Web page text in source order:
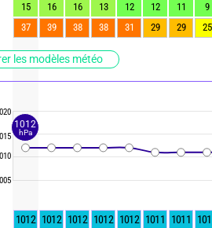
les modèles météo
15
16 16 13 12 12 11
9
37
39 38 38 31 29 29 25
1012 1012 1012 1012 1012 1011 1011
1012
hPa